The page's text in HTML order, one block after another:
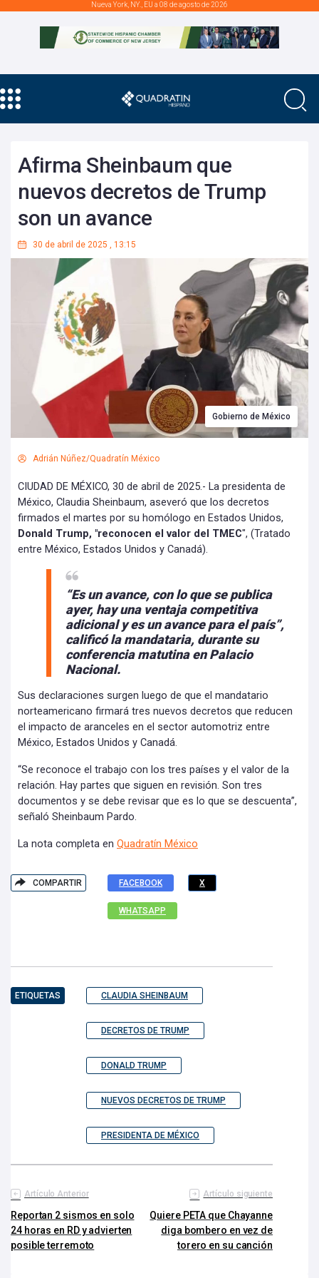
Nueva York, NY., EU a 08 de agosto de 2026
Afirma Sheinbaum que
nuevos decretos de Trump
son un avance
30 de abril de 2025 , 13:15
Gobierno de México
Adrián Núñez/Quadratín México
CIUDAD DE MÉXICO, 30 de abril de 2025.- La presidenta de
México, Claudia Sheinbaum, aseveró que los decretos
firmados el martes por su homólogo en Estados Unidos,
Donald Trump, "reconocen el valor del TMEC", (Tratado
entre México, Estados Unidos y Canadá).
“Es un avance, con lo que se publica
ayer, hay una ventaja competitiva
adicional y es un avance para el país”,
calificó la mandataria, durante su
conferencia matutina en Palacio
Nacional.
Sus declaraciones surgen luego de que el mandatario
norteamericano firmará tres nuevos decretos que reducen
el impacto de aranceles en el sector automotriz entre
México, Estados Unidos y Canadá.
“Se reconoce el trabajo con los tres países y el valor de la
relación. Hay partes que siguen en revisión. Son tres
documentos y se debe revisar que es lo que se descuenta”,
señaló Sheinbaum Pardo.
La nota completa en Quadratín México
COMPARTIR FACEBOOK X
WHATSAPP
ETIQUETAS CLAUDIA SHEINBAUM
DECRETOS DE TRUMP
DONALD TRUMP
NUEVOS DECRETOS DE TRUMP
PRESIDENTA DE MÉXICO
Artículo Anterior
Reportan 2 sismos en solo
24 horas en RD y advierten
posible terremoto
Artículo siguiente
Quiere PETA que Chayanne
diga bombero en vez de
torero en su canción